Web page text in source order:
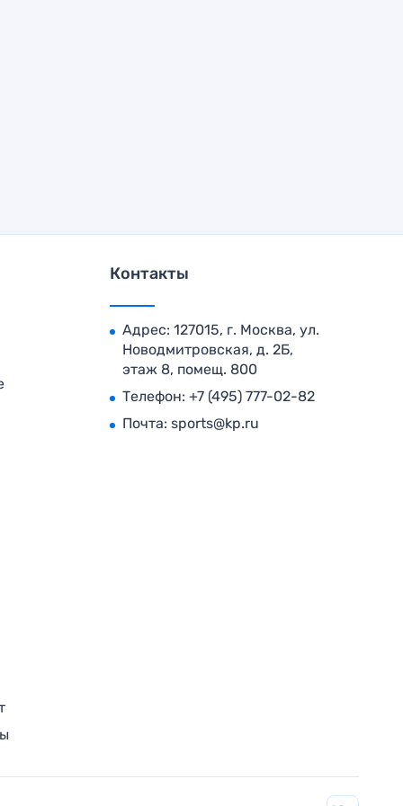
Контакты
Адрес: 127015, г. Москва, ул.
Новодмитровская, д. 2Б,
этаж 8, помещ. 800
Телефон: +7 (495) 777-02-82
Почта: sports@kp.ru